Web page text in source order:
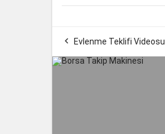
 Evlenme Teklifi Videosu